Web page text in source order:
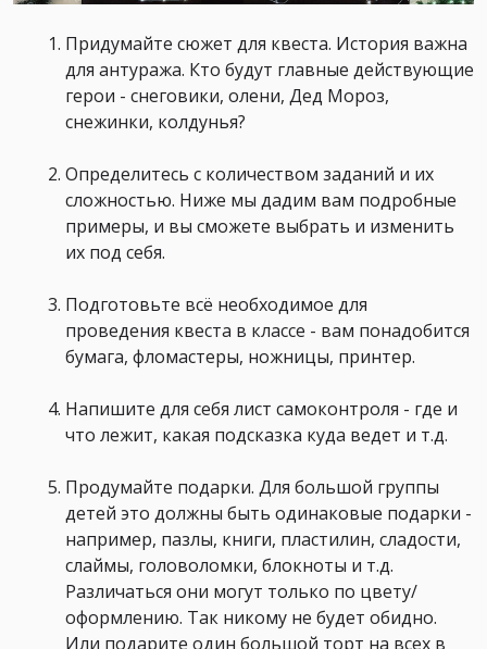
Придумайте сюжет для квеста. История важна
для антуража. Кто будут главные действующие
герои - снеговики, олени, Дед Мороз,
снежинки, колдунья?
Определитесь с количеством заданий и их
сложностью. Ниже мы дадим вам подробные
примеры, и вы сможете выбрать и изменить
их под себя.
Подготовьте всё необходимое для
проведения квеста в классе - вам понадобится
бумага, фломастеры, ножницы, принтер.
Напишите для себя лист самоконтроля - где и
что лежит, какая подсказка куда ведет и т.д.
Продумайте подарки. Для большой группы
детей это должны быть одинаковые подарки -
например, пазлы, книги, пластилин, сладости,
слаймы, головоломки, блокноты и т.д.
Различаться они могут только по цвету/
оформлению. Так никому не будет обидно.
Или подарите один большой торт на всех в